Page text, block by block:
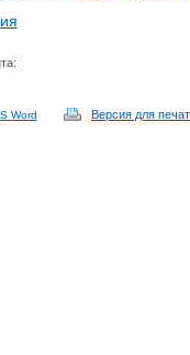
Word Версия для